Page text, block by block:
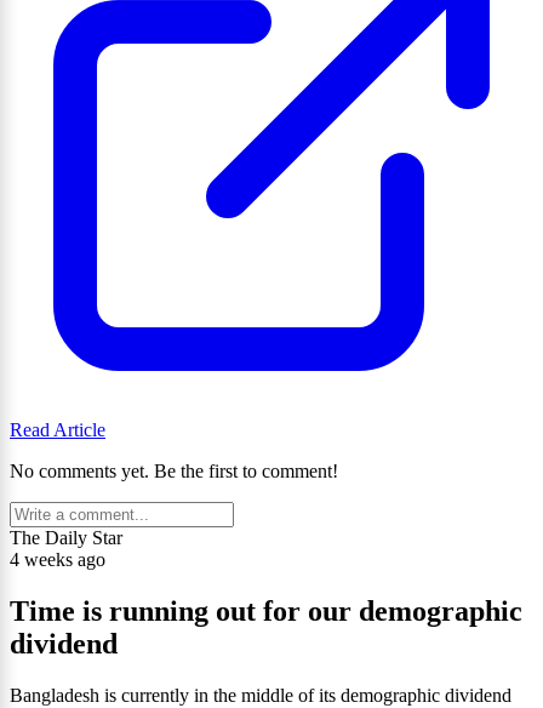
Read Article
No comments yet. Be the first to comment!
The Daily Star
4 weeks ago
Time is running out for our demographic
dividend
Bangladesh is currently in the middle of its demographic dividend